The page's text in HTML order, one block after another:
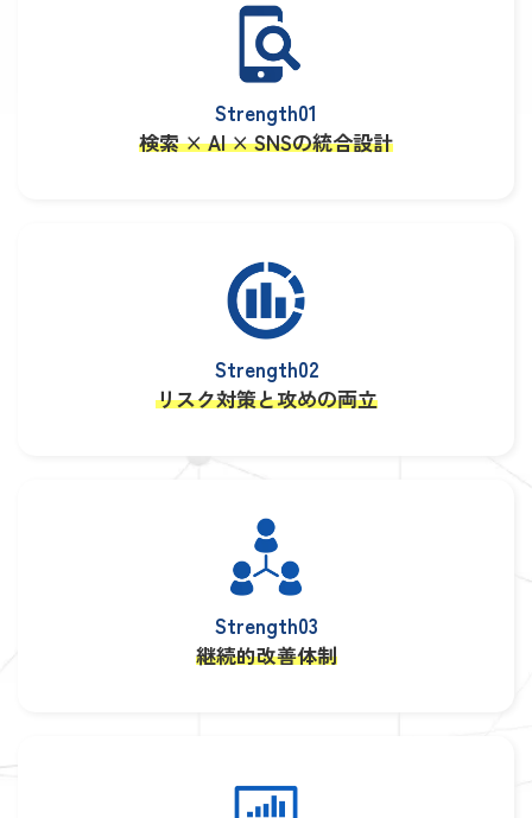
Strength01
検索 × AI × SNSの統合設計
Strength02
リスク対策と攻めの両立
Strength03
継続的改善体制